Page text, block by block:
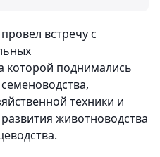
встречу с
которой поднимались
техники и
животноводства